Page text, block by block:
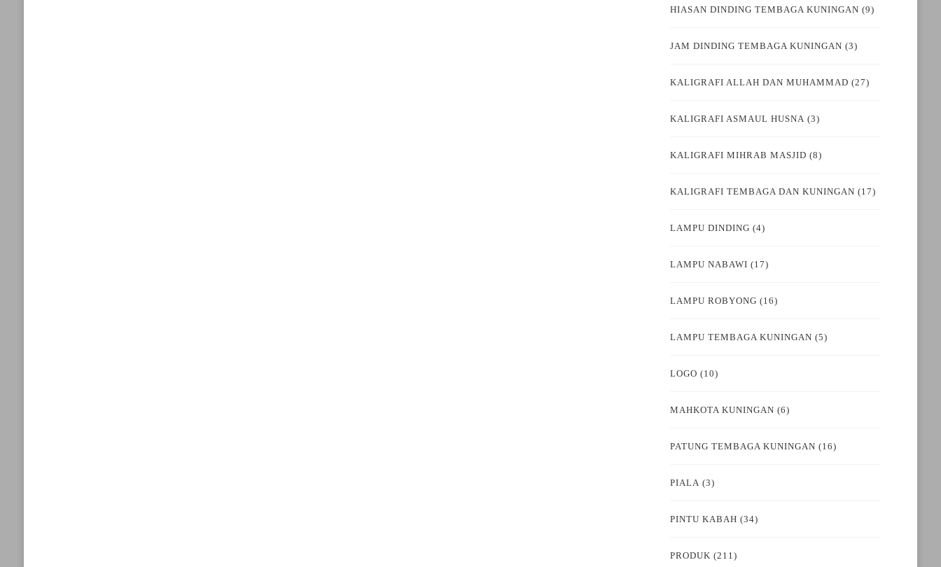
HIASAN DINDING TEMBAGA KUNINGAN (9)
JAM DINDING TEMBAGA KUNINGAN (3)
KALIGRAFI ALLAH DAN MUHAMMAD (27)
KALIGRAFI ASMAUL HUSNA (3)
KALIGRAFI MIHRAB MASJID (8)
KALIGRAFI TEMBAGA DAN KUNINGAN (17)
LAMPU DINDING (4)
LAMPU NABAWI (17)
LAMPU ROBYONG (16)
LAMPU TEMBAGA KUNINGAN (5)
LOGO (10)
MAHKOTA KUNINGAN (6)
PATUNG TEMBAGA KUNINGAN (16)
PIALA (3)
PINTU KABAH (34)
PRODUK (211)